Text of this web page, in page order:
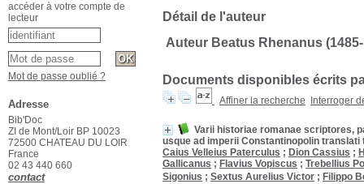
Détail de l'auteur
Auteur Beatus Rhenanus
Documents disponibles écrits
Affiner la recherche Interroger
Varii historiae romanae scriptores,
usque ad imperii Constantinopolin
Caius Velleius Paterculus ; Dion Cassius ;
Gallicanus ; Flavius Vopiscus ; Trebellius
Sigonius ; Sextus Aurelius Victor ; Filippo
accéder à votre compte de
lecteur
Mot de passe oublié ?
Adresse
Bib'Doc
ZI de Mont/Loir BP 10023
72500 CHATEAU DU LOIR
France
02 43 440 660
contact